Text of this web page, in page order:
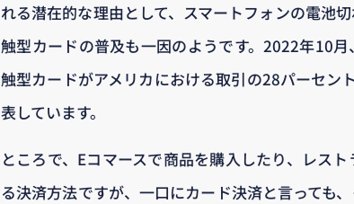
れる潜在的な理由として、スマートフォンの電池
触型カードの普及も一因のようです。2022年10
触型カードがアメリカにおける取引の28パーセ
表しています。
ところで、Eコマースで商品を購入したり、レス
る決済方法ですが、一口にカード決済と言っても